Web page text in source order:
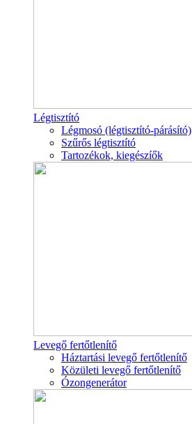
Légtisztító
Légmosó (légtisztító-párásító)
Szűrős légtisztító
Tartozékok, kiegészíők
Levegő fertőtlenítő
Háztartási levegő fertőtlenítő
Közületi levegő fertőtlenítő
Ózongenerátor